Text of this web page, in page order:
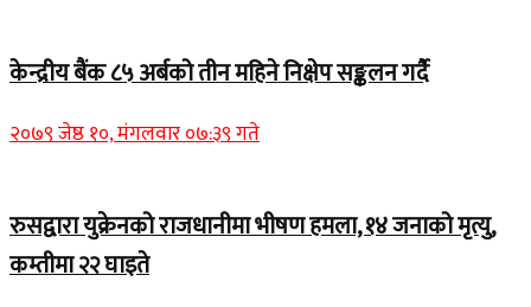
केन्द्रीय बैंक ८५ अर्बको तीन महिने निक्षेप सङ्कलन गर्दै
२०७९ जेष्ठ १०, मंगलवार ०७:३९ गते
रुसद्वारा युक्रेनको राजधानीमा भीषण हमला, १४ जनाको मृत्यु,
कम्तीमा २२ घाइते